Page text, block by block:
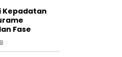
Kepadatan
Fase